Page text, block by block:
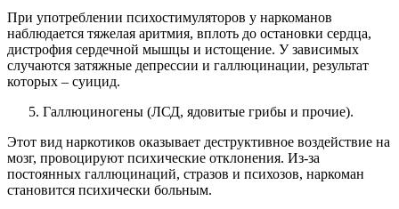
При употреблении психостимуляторов у наркоманов
наблюдается тяжелая аритмия, вплоть до остановки сердца,
дистрофия сердечной мышцы и истощение. У зависимых
случаются затяжные депрессии и галлюцинации, результат
которых – суицид.
Галлюциногены (ЛСД, ядовитые грибы и прочие).
Этот вид наркотиков оказывает деструктивное воздействие на
мозг, провоцируют психические отклонения. Из-за
постоянных галлюцинаций, стразов и психозов, наркоман
становится психически больным.